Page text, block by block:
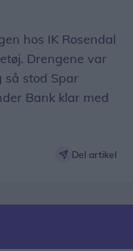
hos IK Rosendal
Drengene var
så stod Spar
Bank klar med
Del artikel